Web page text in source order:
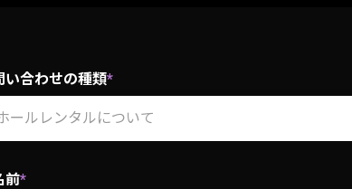
い合わせの種類*
前*